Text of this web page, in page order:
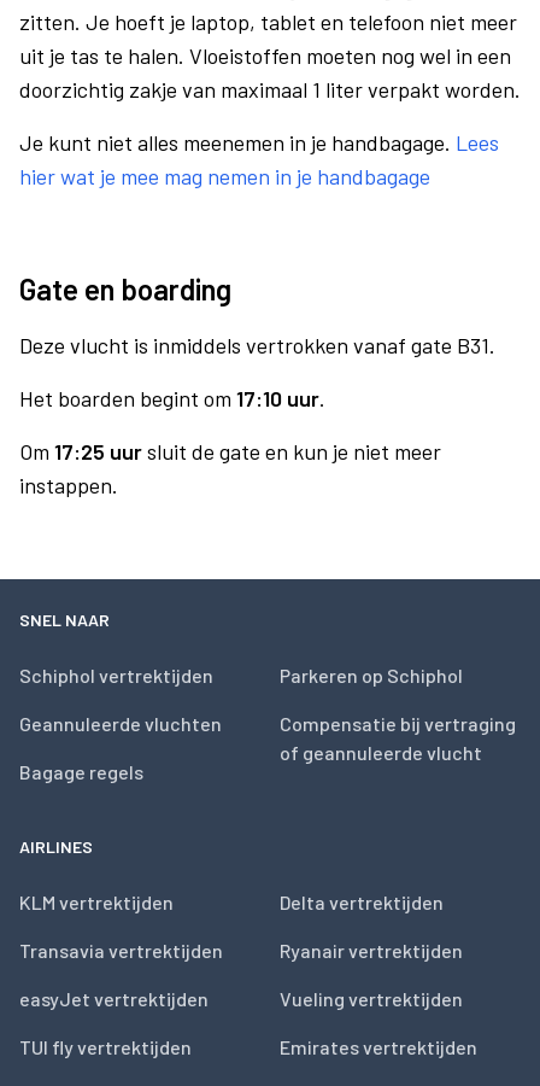
zitten. Je hoeft je laptop, tablet en telefoon niet meer
uit je tas te halen. Vloeistoffen moeten nog wel in een
doorzichtig zakje van maximaal 1 liter verpakt worden.
Je kunt niet alles meenemen in je handbagage. Lees
hier wat je mee mag nemen in je handbagage
Gate en boarding
Deze vlucht is inmiddels vertrokken vanaf gate B31.
Het boarden begint om 17:10 uur.
Om 17:25 uursluit de gate en kun je niet meer
instappen.
SNEL NAAR
Schiphol vertrektijden
Geannuleerde vluchten
Bagage regels
Parkeren op Schiphol
Compensatie bij vertraging
of geannuleerde vlucht
AIRLINES
KLM vertrektijden
Transavia vertrektijden
easyJet vertrektijden
TUI fly vertrektijden
Delta vertrektijden
Ryanair vertrektijden
Vueling vertrektijden
Emirates vertrektijden